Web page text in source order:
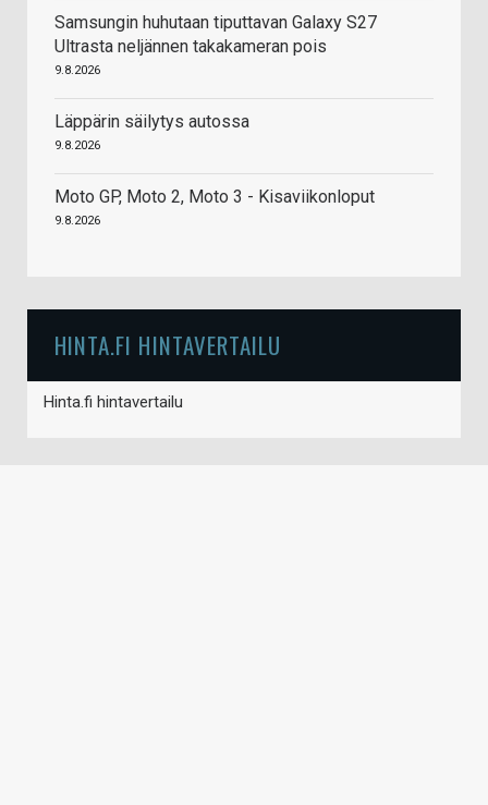
Samsungin huhutaan tiputtavan Galaxy S27
Ultrasta neljännen takakameran pois
9.8.2026
Läppärin säilytys autossa
9.8.2026
Moto GP, Moto 2, Moto 3 - Kisaviikonloput
9.8.2026
HINTA.FI HINTAVERTAILU
Hinta.fi hintavertailu